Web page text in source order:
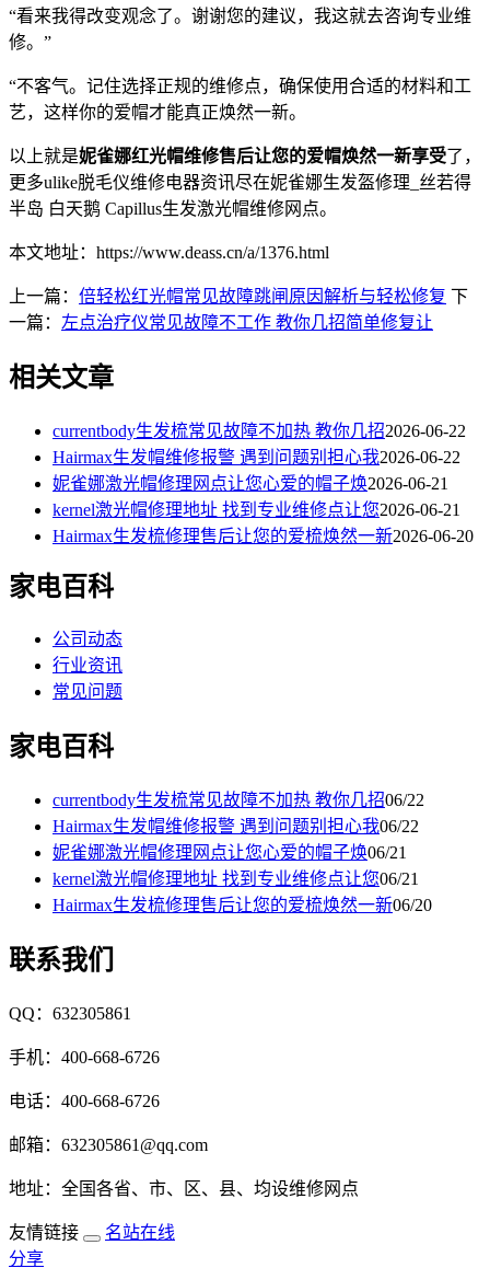
“看来我得改变观念了。谢谢您的建议，我这就去咨询专业维
修。”
“不客气。记住选择正规的维修点，确保使用合适的材料和工
艺，这样你的爱帽才能真正焕然一新。
以上就是妮雀娜红光帽维修售后让您的爱帽焕然一新享受了，
更多ulike脱毛仪维修电器资讯尽在妮雀娜生发盔修理_丝若得
半岛 白天鹅 Capillus生发激光帽维修网点。
本文地址：https://www.deass.cn/a/1376.html
上一篇： 倍轻松红光帽常见故障跳闸原因解析与轻松修复 下
一篇： 左点治疗仪常见故障不工作 教你几招简单修复让
相关文章
currentbody生发梳常见故障不加热 教你几招2026-06-22
Hairmax生发帽维修报警 遇到问题别担心我2026-06-22
妮雀娜激光帽修理网点让您心爱的帽子焕2026-06-21
kernel激光帽修理地址 找到专业维修点让您2026-06-21
Hairmax生发梳修理售后让您的爱梳焕然一新2026-06-20
家电百科
公司动态
行业资讯
常见问题
家电百科
currentbody生发梳常见故障不加热 教你几招06/22
Hairmax生发帽维修报警 遇到问题别担心我06/22
妮雀娜激光帽修理网点让您心爱的帽子焕06/21
kernel激光帽修理地址 找到专业维修点让您06/21
Hairmax生发梳修理售后让您的爱梳焕然一新06/20
联系我们
QQ：632305861
手机：400-668-6726
电话：400-668-6726
邮箱：632305861@qq.com
地址：全国各省、市、区、县、均设维修网点
友情链接
名站在线
分享